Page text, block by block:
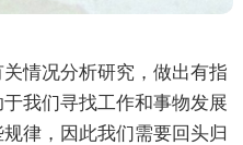
情况分析研究，做出有指
我们寻找工作和事物发展
律，因此我们需要回头归